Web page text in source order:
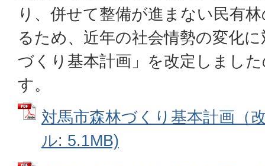
り、併せて整備が進まない民有
るため、近年の社会情勢の変化
づくり基本計画」を改定しまし
す。
対馬市森林づくり基本計画（
ル: 5.1MB)